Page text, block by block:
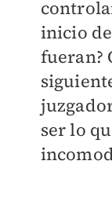
inicio
fueran?
ser lo